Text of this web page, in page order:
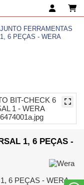
FERRAMENTAS
6 PEÇAS - WERA
1, 6 PEÇAS -
6 PEÇAS - WERA